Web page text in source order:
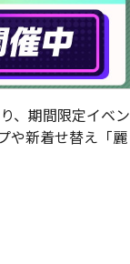
、期間限定イベン
や新着せ替え「麗